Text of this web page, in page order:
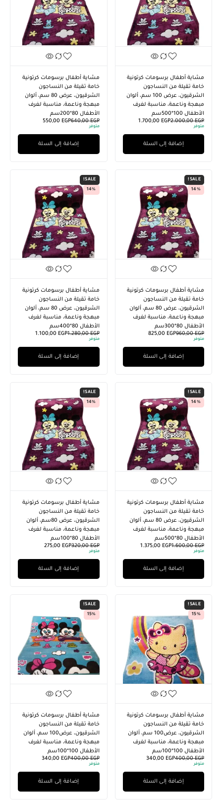
مشاية أطفال برسومات كرتونية
خامة تقيلة من النساجون
الشرقيون، عرض 100 سم، ألوان
مبهجة وناعمة، مناسبة لغرف
الأطفال 100*500سم
2.000,00EGP
1.700,00 EGP
متوفر
إضافة إلى السلة
مشاية أطفال برسومات كرتونية
خامة تقيلة من النساجون
الشرقيون، عرض 80 سم، ألوان
مبهجة وناعمة، مناسبة لغرف
الأطفال 80*200سم
640,00EGP
550,00 EGP
متوفر
إضافة إلى السلة
SALE!
14%
مشاية أطفال برسومات كرتونية
خامة تقيلة من النساجون
الشرقيون، عرض 80 سم، ألوان
مبهجة وناعمة، مناسبة لغرف
الأطفال 80*300سم
960,00EGP
825,00 EGP
متوفر
إضافة إلى السلة
SALE!
14%
مشاية أطفال برسومات كرتونية
خامة تقيلة من النساجون
الشرقيون، عرض 80 سم، ألوان
مبهجة وناعمة، مناسبة لغرف
الأطفال 80*400سم
1.280,00EGP
1.100,00 EGP
متوفر
إضافة إلى السلة
SALE!
14%
مشاية أطفال برسومات كرتونية
خامة تقيلة من النساجون
الشرقيون، عرض 80 سم، ألوان
مبهجة وناعمة، مناسبة لغرف
الأطفال 80*500سم
1.600,00EGP
1.375,00 EGP
متوفر
إضافة إلى السلة
SALE!
14%
مشاية أطفال برسومات كرتونية
خامة تقيلة من النساجون
الشرقيون، عرض 80سم، ألوان
مبهجة وناعمة، مناسبة لغرف
الأطفال 80*100سم
320,00EGP
275,00 EGP
متوفر
إضافة إلى السلة
SALE!
15%
مشاية أطفال برسومات كرتونية
خامة تقيلة من النساجون
الشرقيون، عرض100 سم، ألوان
مبهجة وناعمة، مناسبة لغرف
الأطفال 100*100سم
400,00EGP
340,00 EGP
متوفر
إضافة إلى السلة
SALE!
15%
مشاية أطفال برسومات كرتونية
خامة تقيلة من النساجون
الشرقيون، عرض100 سم، ألوان
مبهجة وناعمة، مناسبة لغرف
الأطفال 100*100سم
400,00EGP
340,00 EGP
متوفر
إضافة إلى السلة